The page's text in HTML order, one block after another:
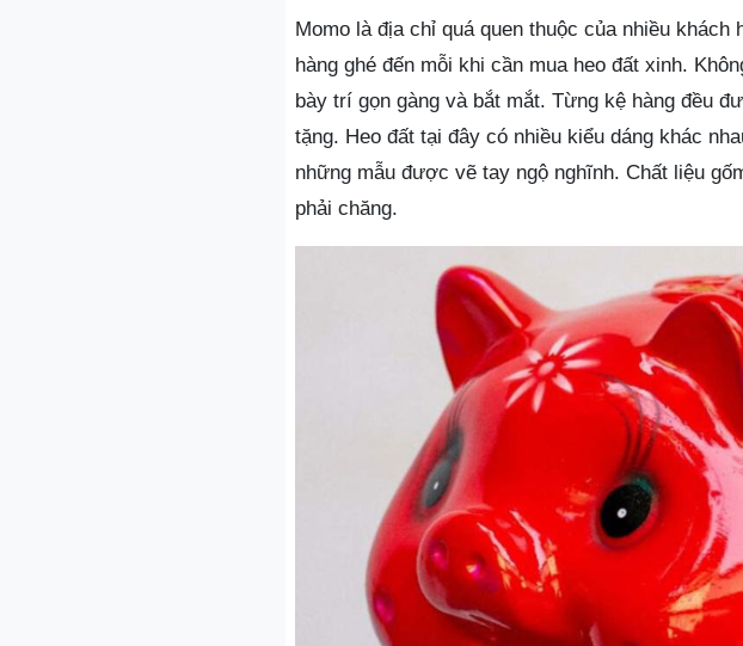
Momo là địa chỉ quá quen thuộc của nhiều
hàng ghé đến mỗi khi cần mua heo đất xinh.
bày trí gọn gàng và bắt mắt. Từng kệ hàng đều
tặng. Heo đất tại đây có nhiều kiểu dáng khác
những mẫu được vẽ tay ngộ nghĩnh. Chất liệu
phải chăng.